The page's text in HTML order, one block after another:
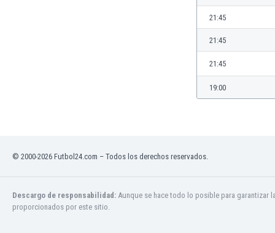
21:45
21:45
21:45
19:00
© 2000-2026 Futbol24.com – Todos los derechos reservados.
Descargo de responsabilidad: Aunque se hace todo lo posible para
proporcionados por este sitio.